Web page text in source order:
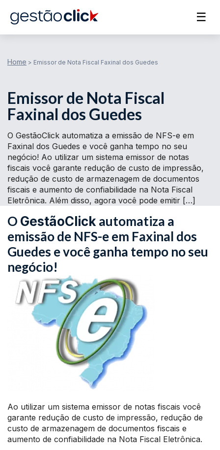
☰
Home > Emissor de Nota Fiscal Faxinal dos Guedes
Emissor de Nota Fiscal
Faxinal dos Guedes
O GestãoClick automatiza a emissão de NFS-e em
Faxinal dos Guedes e você ganha tempo no seu
negócio! Ao utilizar um sistema emissor de notas
fiscais você garante redução de custo de impressão,
redução de custo de armazenagem de documentos
fiscais e aumento de confiabilidade na Nota Fiscal
Eletrônica. Além disso, agora você pode emitir […]
O GestãoClick automatiza a
emissão de NFS-e em Faxinal dos
Guedes e você ganha tempo no seu
negócio!
Ao utilizar um sistema emissor de notas fiscais você
garante redução de custo de impressão, redução de
custo de armazenagem de documentos fiscais e
aumento de confiabilidade na Nota Fiscal Eletrônica.